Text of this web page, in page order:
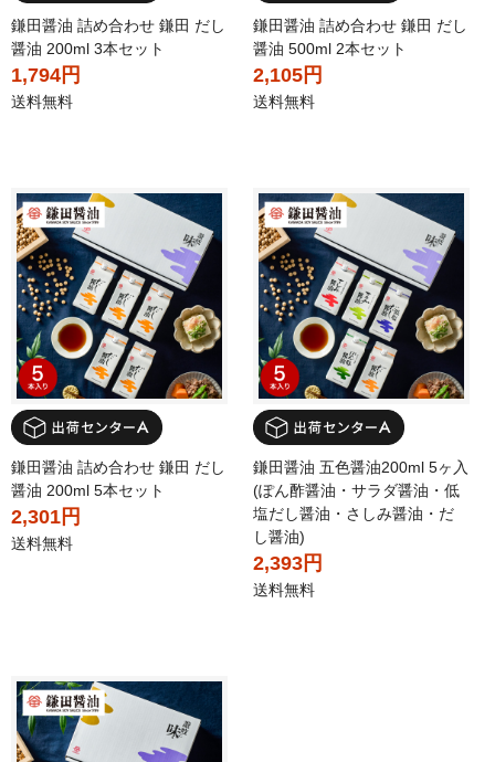
鎌田醤油 詰め合わせ 鎌田 だし
醤油 200ml 3本セット
1,794円
送料無料
鎌田醤油 詰め合わせ 鎌田 だし
醤油 500ml 2本セット
2,105円
送料無料
鎌田醤油 詰め合わせ 鎌田 だし
醤油 200ml 5本セット
2,301円
送料無料
鎌田醤油 五色醤油200ml 5ヶ入
(ぽん酢醤油・サラダ醤油・低
塩だし醤油・さしみ醤油・だ
し醤油)
2,393円
送料無料